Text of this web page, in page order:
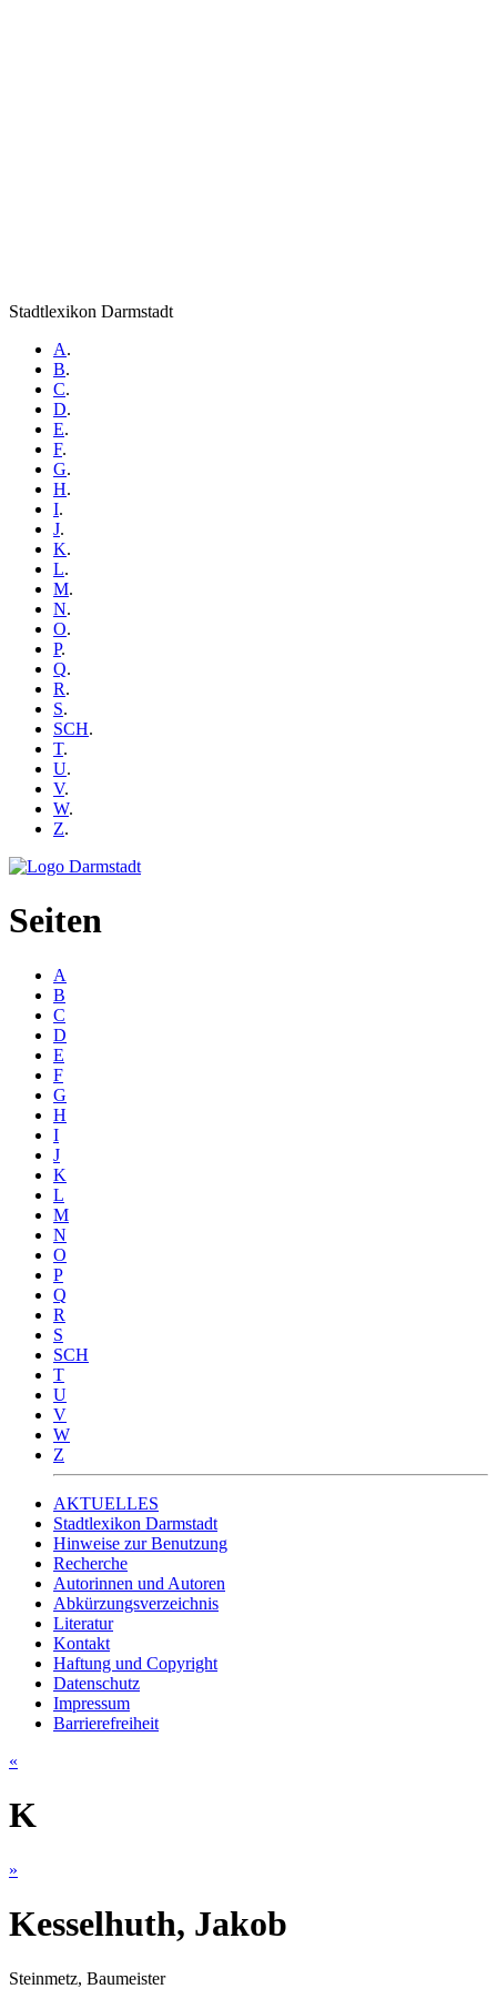
Stadtlexikon Darmstadt
A.
B.
C.
D.
E.
F.
G.
H.
I.
J.
K.
L.
M.
N.
O.
P.
Q.
R.
S.
SCH.
T.
U.
V.
W.
Z.
Seiten
A
B
C
D
E
F
G
H
I
J
K
L
M
N
O
P
Q
R
S
SCH
T
U
V
W
Z
AKTUELLES
Stadtlexikon Darmstadt
Hinweise zur Benutzung
Recherche
Autorinnen und Autoren
Abkürzungsverzeichnis
Literatur
Kontakt
Haftung und Copyright
Datenschutz
Impressum
Barrierefreiheit
«
K
»
Kesselhuth, Jakob
Steinmetz, Baumeister